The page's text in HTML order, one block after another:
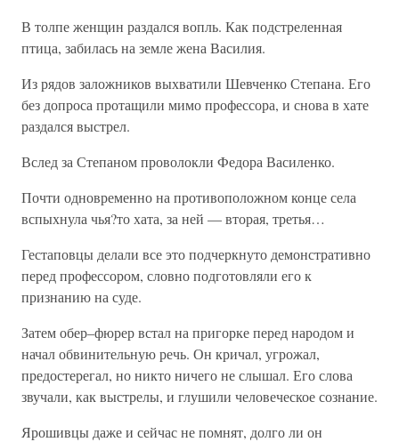
В толпе женщин раздался вопль. Как подстреленная
птица, забилась на земле жена Василия.
Из рядов заложников выхватили Шевченко Степана. Его
без допроса протащили мимо профессора, и снова в хате
раздался выстрел.
Вслед за Степаном проволокли Федора Василенко.
Почти одновременно на противоположном конце села
вспыхнула чья?то хата, за ней — вторая, третья…
Гестаповцы делали все это подчеркнуто демонстративно
перед профессором, словно подготовляли его к
признанию на суде.
Затем обер–фюрер встал на пригорке перед народом и
начал обвинительную речь. Он кричал, угрожал,
предостерегал, но никто ничего не слышал. Его слова
звучали, как выстрелы, и глушили человеческое сознание.
Ярошивцы даже и сейчас не помнят, долго ли он